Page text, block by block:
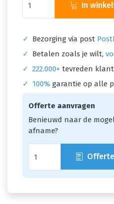
In
✓ Bezorging via post
✓
Betalen zoals je wilt,
✓ 222.000+ tevreden
✓
100% garantie op alle
Offerte aanvragen
Benieuwd naar de
afname?